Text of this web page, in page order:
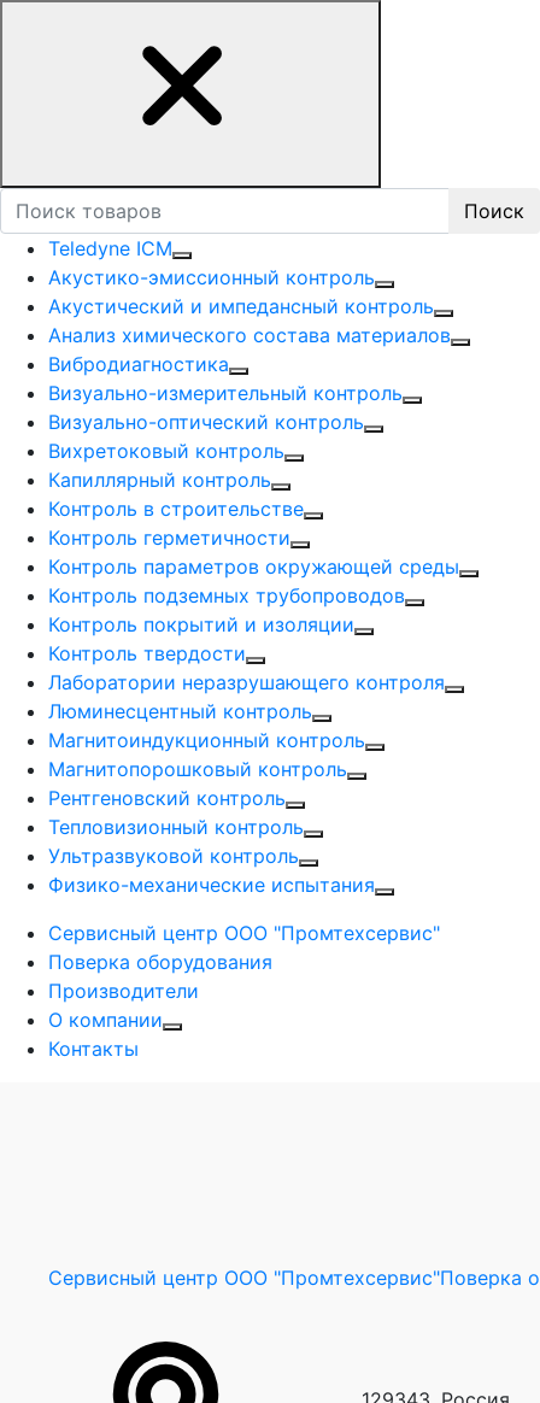
Поиск
Teledyne ICM
Акустико-эмисcионный контроль
Акустический и импедансный контроль
Анализ химического состава материалов
Вибродиагностика
Визуально-измерительный контроль
Визуально-оптический контроль
Вихретоковый контроль
Капиллярный контроль
Контроль в строительстве
Контроль герметичности
Контроль параметров окружающей среды
Контроль подземных трубопроводов
Контроль покрытий и изоляции
Контроль твердости
Лаборатории неразрушающего контроля
Люминесцентный контроль
Магнитоиндукционный контроль
Магнитопорошковый контроль
Рентгеновский контроль
Тепловизионный контроль
Ультразвуковой контроль
Физико-механические испытания
Сервисный центр ООО "Промтехсервис"
Поверка оборудования
Производители
О компании
Контакты
Сервисный центр ООО "Промтехсервис"Поверка